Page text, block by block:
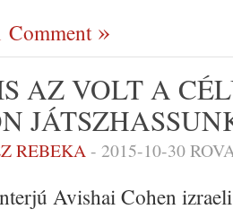
Comment
AZ VOLT A
REBEKA- 2015-10-30
Avishai Cohen